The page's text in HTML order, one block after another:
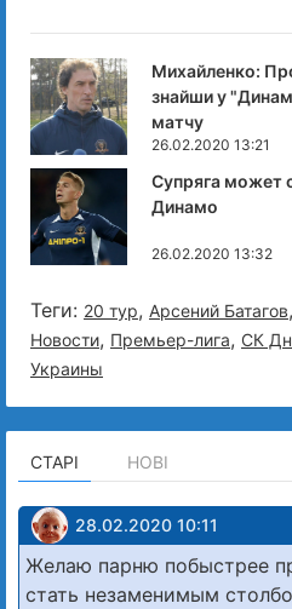
Михайленко:
знайши у
матчу
26.02.2020 13:21
Супряга может
Динамо
26.02.2020 13:32
Теги: 20 тур, Арсений Батагов,
Новости, Премьер-лига, СК
Украины
СТАРІ НОВІ
28.02.2020 10:11
Желаю парню побыстрее
стать незаменимым